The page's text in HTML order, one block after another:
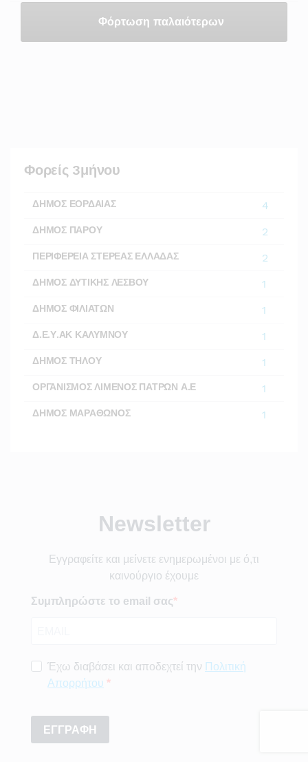
Φορείς 3μήνου
ΔΗΜΟΣ ΕΟΡΔΑΙΑΣ 4
ΔΗΜΟΣ ΠΑΡΟΥ 2
ΠΕΡΙΦΕΡΕΙΑ ΣΤΕΡΕΑΣ ΕΛΛΑΔΑΣ 2
ΔΗΜΟΣ ΔΥΤΙΚΗΣ ΛΕΣΒΟΥ 1
ΔΗΜΟΣ ΦΙΛΙΑΤΩΝ 1
Δ.Ε.Υ.ΑΚ ΚΑΛΥΜΝΟΥ 1
ΔΗΜΟΣ ΤΗΛΟΥ 1
ΟΡΓΑΝΙΣΜΟΣ ΛΙΜΕΝΟΣ ΠΑΤΡΩΝ Α.Ε 1
ΔΗΜΟΣ ΜΑΡΑΘΩΝΟΣ 1
Φόρτωση παλαιότερων